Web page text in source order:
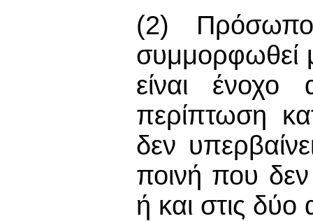
(2)
συμμορφωθεί
είναι ένοχο
περίπτωση
δεν
ποινή που δεν
ή και στις δύο